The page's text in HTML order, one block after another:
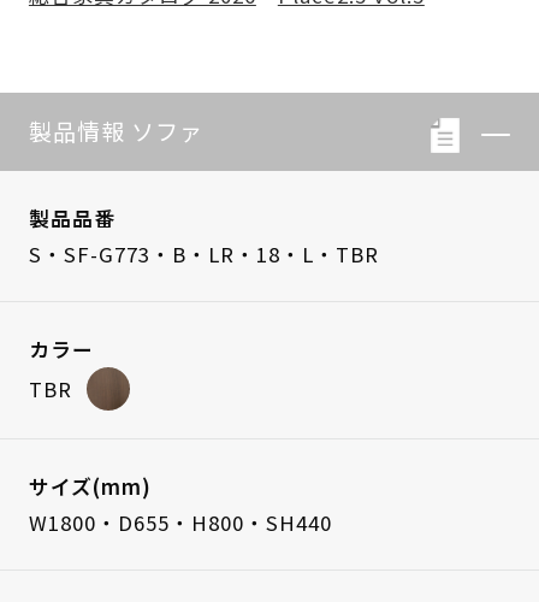
製品情報 ソファ
製品品番
S・SF-G773・B・LR・18・L・TBR
カラー
TBR
サイズ(mm)
W1800・D655・H800・SH440